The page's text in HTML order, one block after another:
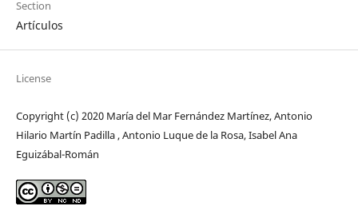
Section
Artículos
License
Copyright (c) 2020 María del Mar Fernández Martínez, Antonio
Hilario Martín Padilla , Antonio Luque de la Rosa, Isabel Ana
Eguizábal-Román